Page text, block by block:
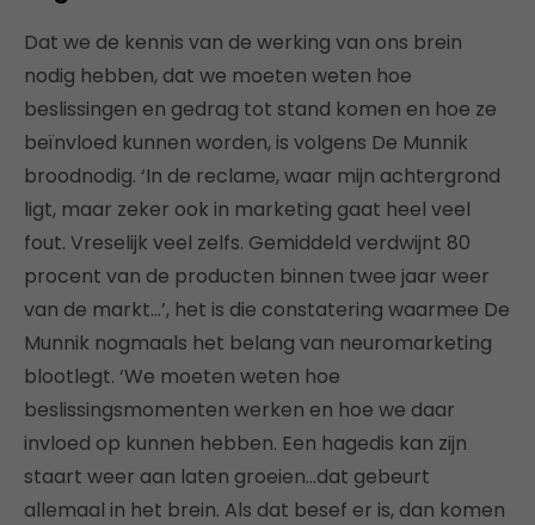
Dat we de kennis van de werking van ons brein
nodig hebben, dat we moeten weten hoe
beslissingen en gedrag tot stand komen en hoe ze
beïnvloed kunnen worden, is volgens De Munnik
broodnodig. ‘In de reclame, waar mijn achtergrond
ligt, maar zeker ook in marketing gaat heel veel
fout. Vreselijk veel zelfs. Gemiddeld verdwijnt 80
procent van de producten binnen twee jaar weer
van de markt…’, het is die constatering waarmee De
Munnik nogmaals het belang van neuromarketing
blootlegt. ‘We moeten weten hoe
beslissingsmomenten werken en hoe we daar
invloed op kunnen hebben. Een hagedis kan zijn
staart weer aan laten groeien…dat gebeurt
allemaal in het brein. Als dat besef er is, dan komen